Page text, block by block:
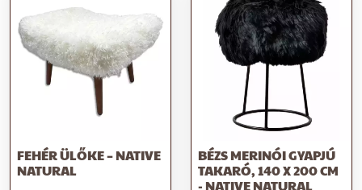
FEHÉR ÜLŐKE – NATIVE
NATURAL
BÉZS MERINÓI GYAPJÚ
TAKARÓ, 140 X 200 CM
- NATIVE NATURAL